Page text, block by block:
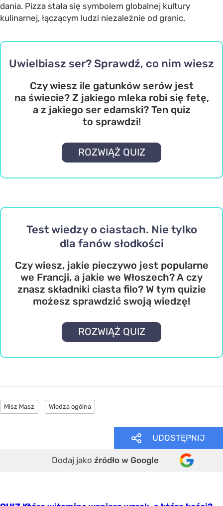
dania. Pizza stała się symbolem globalnej kultury
kulinarnej, łączącym ludzi niezależnie od granic.
Uwielbiasz ser? Sprawdź, co nim wiesz
Czy wiesz ile gatunków serów jest
na świecie? Z jakiego mleka robi się fetę,
a z jakiego ser edamski? Ten quiz
to sprawdzi!
ROZWIĄŻ QUIZ
Test wiedzy o ciastach. Nie tylko
dla fanów słodkości
Czy wiesz, jakie pieczywo jest popularne
we Francji, a jakie we Włoszech? A czy
znasz składniki ciasta filo? W tym quizie
możesz sprawdzić swoją wiedzę!
ROZWIĄŻ QUIZ
Misz Masz Wiedza ogólna
UDOSTĘPNIJ
Dodaj jako źródło w Google